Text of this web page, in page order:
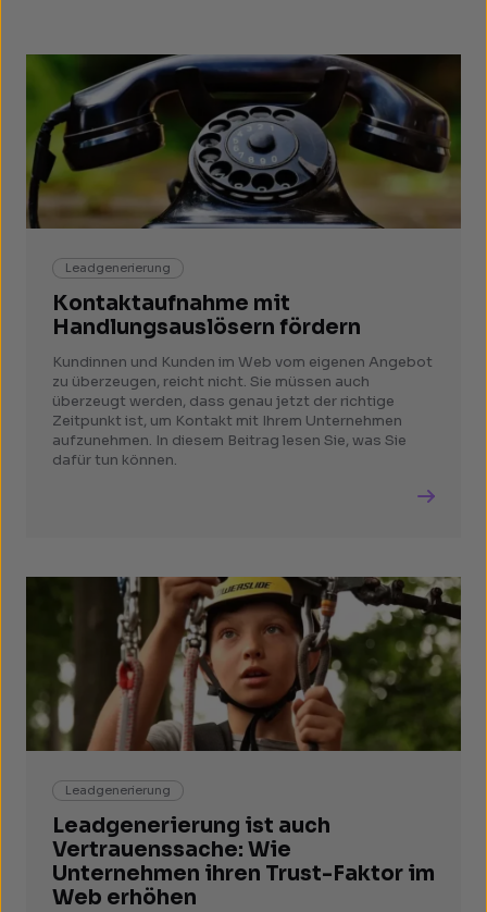
Leadgenerierung
Kontaktaufnahme mit
Handlungsauslösern fördern
Kundinnen und Kunden im Web vom eigenen Angebot
zu überzeugen, reicht nicht. Sie müssen auch
überzeugt werden, dass genau jetzt der richtige
Zeitpunkt ist, um Kontakt mit Ihrem Unternehmen
aufzunehmen. In diesem Beitrag lesen Sie, was Sie
dafür tun können.
Leadgenerierung
Leadgenerierung ist auch
Vertrauenssache: Wie
Unternehmen ihren Trust-Faktor im
Web erhöhen